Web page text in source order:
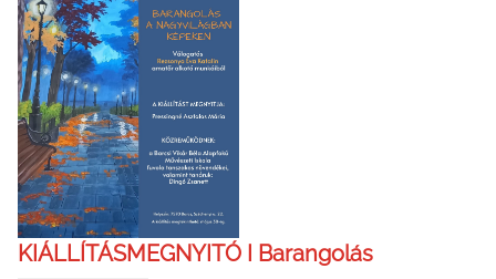
KIÁLLÍTÁSMEGNYITÓ I Barangolás